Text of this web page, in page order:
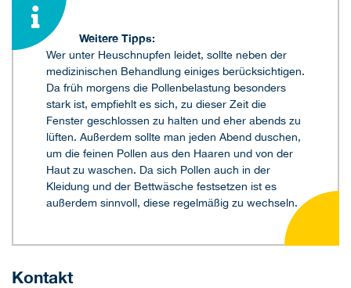
Weitere Tipps:
Wer unter Heuschnupfen leidet, sollte neben der
medizinischen Behandlung einiges berücksichtigen.
Da früh morgens die Pollenbelastung besonders
stark ist, empfiehlt es sich, zu dieser Zeit die
Fenster geschlossen zu halten und eher abends zu
lüften. Außerdem sollte man jeden Abend duschen,
um die feinen Pollen aus den Haaren und von der
Haut zu waschen. Da sich Pollen auch in der
Kleidung und der Bettwäsche festsetzen ist es
außerdem sinnvoll, diese regelmäßig zu wechseln.
Kontakt